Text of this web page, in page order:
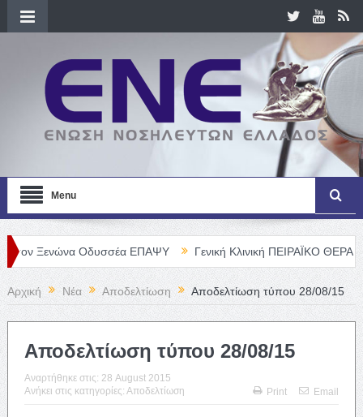
Menu
Οδυσσέα ΕΠΑΨΥ Γενική Κλινική ΠΕΙΡΑΪΚΟ
Αρχική Νέα Αποδελτίωση Αποδελτίωση τύπου 28/08/15
Αποδελτίωση τύπου 28/08/15
Αναρτήθηκε στις: 28 August 2015
Ανήκει στις κατηγορίες: Αποδελτίωση Print Email